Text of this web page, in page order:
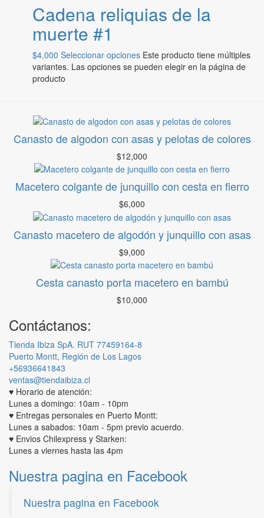
Cadena reliquias de la
muerte #1
$4,000 Seleccionar opciones Este producto tiene múltiples
variantes. Las opciones se pueden elegir en la página de
producto
Canasto de algodon con asas y pelotas de colores
$12,000
Macetero colgante de junquillo con cesta en fierro
$6,000
Canasto macetero de algodón y junquillo con asas
$9,000
Cesta canasto porta macetero en bambú
$10,000
Contáctanos:
Tienda Ibiza SpA. RUT 77459164-8
Puerto Montt, Región de Los Lagos
+56936641843
ventas@tiendaibiza.cl
♥ Horario de atención:
Lunes a domingo: 10am - 10pm
♥ Entregas personales en Puerto Montt:
Lunes a sabados: 10am - 5pm previo acuerdo.
♥ Envios Chilexpress y Starken:
Lunes a viernes hasta las 4pm
Nuestra pagina en Facebook
Nuestra pagina en Facebook